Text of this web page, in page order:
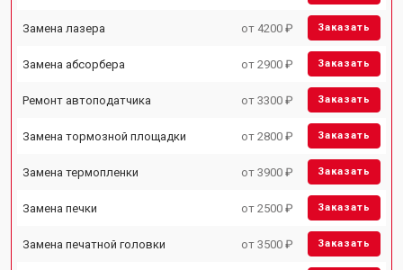
Замена лазера от 4200 ₽ Заказать
Замена абсорбера от 2900 ₽ Заказать
Ремонт автоподатчика от 3300 ₽ Заказать
Замена тормозной площадки от 2800 ₽ Заказать
Замена термопленки от 3900 ₽ Заказать
Замена печки от 2500 ₽ Заказать
Замена печатной головки от 3500 ₽ Заказать